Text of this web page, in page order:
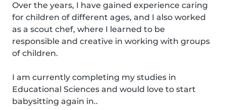
Over the years, I have gained experience caring
for children of different ages, and I also worked
as a scout chef, where I learned to be
responsible and creative in working with groups
of children.
I am currently completing my studies in
Educational Sciences and would love to start
babysitting again in..